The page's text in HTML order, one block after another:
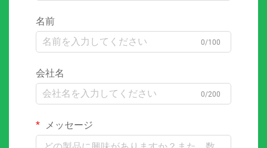
名前
0/100
会社名
0/200
メッセージ